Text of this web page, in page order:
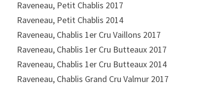
Raveneau, Petit Chablis 2017
Raveneau, Petit Chablis 2014
Raveneau, Chablis 1er Cru Vaillons 2017
Raveneau, Chablis 1er Cru Butteaux 2017
Raveneau, Chablis 1er Cru Butteaux 2014
Raveneau, Chablis Grand Cru Valmur 2017